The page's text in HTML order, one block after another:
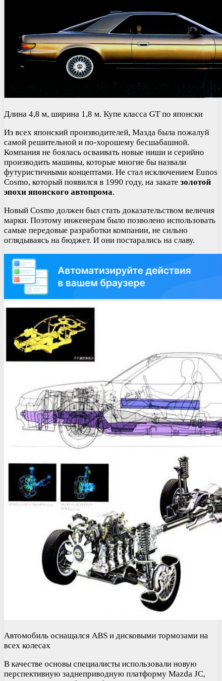
Длина 4,8 м, ширина 1,8 м. Купе класса GT по японски
Из всех японский производителей, Мазда была пожалуй
самой решительной и по-хорошему бесшабашной.
Компания не боялась осваивать новые ниши и серийно
производить машины, которые многие бы назвали
футуристичными концептами. Не стал исключением Eunos
Cosmo, который появился в 1990 году, на закате золотой
эпохи японского автопрома.
Новый Cosmo должен был стать доказательством величия
марки. Поэтому инженерам было позволено использовать
самые передовые разработки компании, не сильно
оглядываясь на бюджет. И они постарались на славу.
Автомобиль оснащался ABS и дисковыми тормозами на
всех колесах
В качестве основы специалисты использовали новую
перспективную заднеприводную платформу Mazda JC,